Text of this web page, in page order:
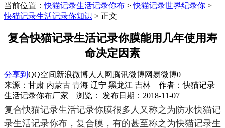
当前位置：快猫记录生活记录你布 >快猫记录世界纪录你 >
快猫记录生活记录你知识 > 正文
复合快猫记录生活记录你膜能用几年使用寿
命决定因素
分享到 QQ空间新浪微博人人网 腾讯微博网易微博0
来源：甘肃 内蒙古 青海 辽宁 黑龙江 吉林 作者：快猫记录
生活记录你布厂家 浏览：
发布日期：2018-11-07
复合快猫记录生活记录你膜很多人又称之为防水快猫记
录生活记录你布，复合膜，有的甚至称之为快猫记录生